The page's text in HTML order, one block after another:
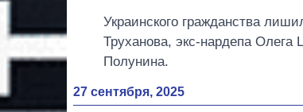
Украинского гражданства
Труханова, экс-нардепа Олега
Полунина.
27 сентября, 2025